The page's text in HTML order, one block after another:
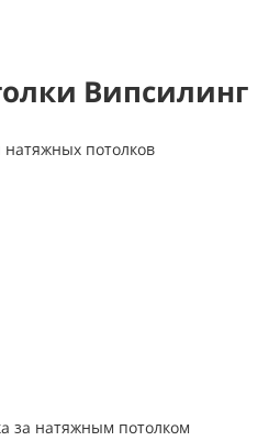
Випсилинг